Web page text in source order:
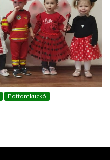
Pöttömkuckó